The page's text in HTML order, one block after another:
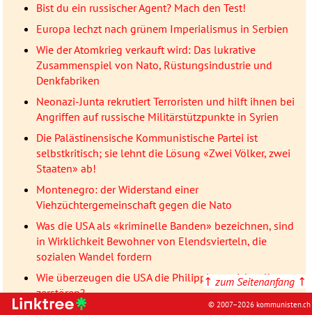
Bist du ein russischer Agent? Mach den Test!
Europa lechzt nach grünem Imperialismus in Serbien
Wie der Atomkrieg verkauft wird: Das lukrative
Zusammenspiel von Nato, Rüstungsindustrie und
Denkfabriken
Neonazi-Junta rekrutiert Terroristen und hilft ihnen bei
Angriffen auf russische Militärstützpunkte in Syrien
Die Palästinensische Kommunistische Partei ist
selbstkritisch; sie lehnt die Lösung «Zwei Völker, zwei
Staaten» ab!
Montenegro: der Widerstand einer
Viehzüchtergemeinschaft gegen die Nato
Was die USA als «kriminelle Banden» bezeichnen, sind
in Wirklichkeit Bewohner von Elendsvierteln, die
sozialen Wandel fordern
Wie überzeugen die USA die Philippinen, sich selbst zu
zerstören?
↑ zum Seitenanfang ↑
© 2007–2026 kommunisten.ch